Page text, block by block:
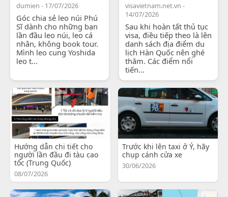
dumien - 17/07/2026
Góc chia sẻ leo núi Phú
Sĩ dành cho những bạn
lần đầu leo núi, leo cá
nhân, không book tour.
Mình leo cung Yoshida
leo t...
visavietnam.net.vn -
14/07/2026
Sau khi hoàn tất thủ tục
visa, điều tiếp theo là lên
danh sách địa điểm du
lịch Hàn Quốc nên ghé
thăm. Các điểm nổi
tiến...
Hướng dẫn chi tiết cho
người lần đầu đi tàu cao
tốc (Trung Quốc)
08/07/2026
Trước khi lên taxi ở Ý, hãy
chụp cánh cửa xe
30/06/2026